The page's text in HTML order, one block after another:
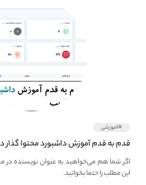
#آموزشی
قدم به قدم آموزش داشبورد محتوا گذار
نااریب محتوا بگذاریم؟
اگر شما هم می‌خواهید به عنوان نویسنده در
این مطلب را حتما بخوانید.